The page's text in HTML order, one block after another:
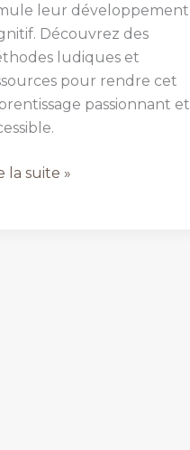
leur développement
Découvrez des
ludiques et
pour rendre cet
passionnant et
la suite »